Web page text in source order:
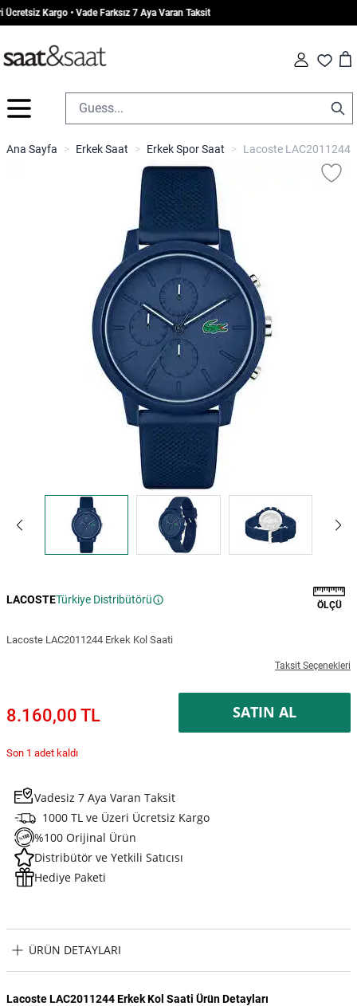
Kargo • Vade Farksız 7 Aya Varan Taksit
Fav Cart
İçeriğe geç
Ana Sayfa > Erkek Saat > Erkek Spor Saat > Lacoste LAC2011244
LACOSTETürkiye Distribütörü ÖLÇÜ
Lacoste LAC2011244 Erkek Kol Saati
Taksit Seçenekleri
8.160,00 TL SATIN AL
Son 1 adet kaldı
Vadesiz 7 Aya Varan Taksit
1000 TL ve Üzeri Ücretsiz Kargo
%100 Orijinal Ürün
Distribütör ve Yetkili Satıcısı
Hediye Paketi
ÜRÜN DETAYLARI
Lacoste LAC2011244 Erkek Kol Saati Ürün Detayları